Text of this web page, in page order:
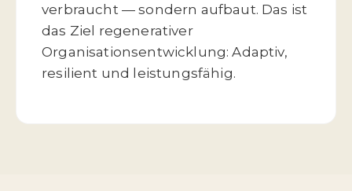
verbraucht — sondern aufbaut. Das ist
das Ziel regenerativer
Organisationsentwicklung: Adaptiv,
resilient und leistungsfähig.